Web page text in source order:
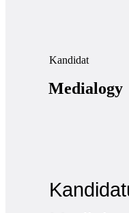
Kandidat
Medialogy